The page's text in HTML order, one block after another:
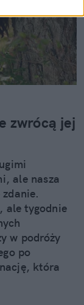
zwrócą jej
ale nasza
ale tygodnie
w podróży
po
która
marki